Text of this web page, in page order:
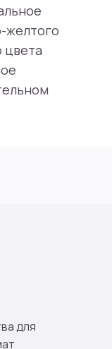
желтого
цвета
для